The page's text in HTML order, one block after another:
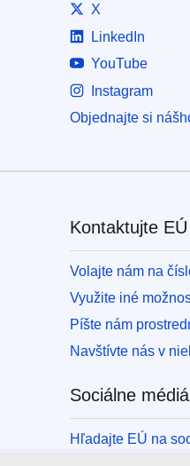
X
LinkedIn
YouTube
Instagram
Objednajte si
Kontaktujte EÚ
Volajte nám na
Využite iné
Píšte nám
Navštívte nás v
Sociálne médiá
Hľadajte EÚ na